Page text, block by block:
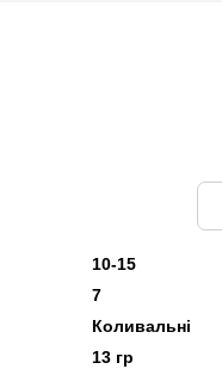
10-15
7
Коливальні
13 гр